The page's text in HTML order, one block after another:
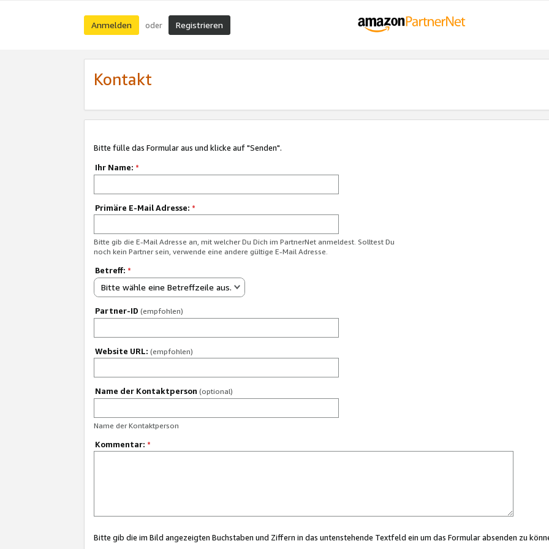
Anmelden oder Registrieren
Kontakt
Bitte fülle das Formular aus und klicke auf "Senden".
Ihr Name: *
Primäre E-Mail Adresse: *
Bitte gib die E-Mail Adresse an, mit welcher Du Dich im PartnerNet anmeldest. Solltest Du
noch kein Partner sein, verwende eine andere gültige E-Mail Adresse.
Betreff: *
Bitte wähle eine Betreffzeile aus.
Partner-ID (empfohlen)
Website URL: (empfohlen)
Name der Kontaktperson (optional)
Name der Kontaktperson
Kommentar: *
Bitte gib die im Bild angezeigten Buchstaben und Ziffern in das untenstehende Textfeld ein um das Formular absenden zu